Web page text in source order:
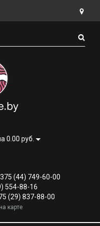
0.00 руб.
(44) 749-60-00
554-88-16
(29) 837-88-00
карте